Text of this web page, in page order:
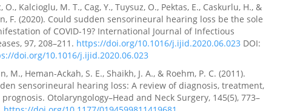
O., Kalcioglu, M. T., Cag, Y., Tuysuz, O., Pektas, E., Caskurlu, H., &
F. (2020). Could sudden sensorineural hearing loss be the sole
of COVID-19? International Journal of Infectious
97, 208–211. https://doi.org/10.1016/j.ijid.2020.06.023 DOI:
doi.org/10.1016/j.ijid.2020.06.023
M., Heman-Ackah, S. E., Shaikh, J. A., & Roehm, P. C. (2011).
sensorineural hearing loss: A review of diagnosis, treatment,
Otolaryngology–Head and Neck Surgery, 145(5), 773–